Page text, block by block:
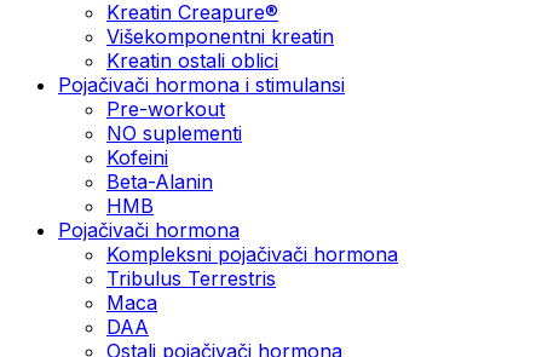
Kreatin Creapure®
Višekomponentni kreatin
Kreatin ostali oblici
Pojačivači hormona i stimulansi
Pre-workout
NO suplementi
Kofeini
Beta-Alanin
HMB
Pojačivači hormona
Kompleksni pojačivači hormona
Tribulus Terrestris
Maca
DAA
Ostali pojačivači hormona